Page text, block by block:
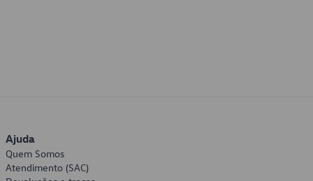
Ajuda
Quem Somos
Atendimento (SAC)